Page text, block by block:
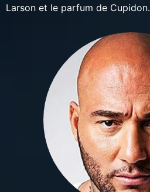
Larson et le parfum de Cupidon.